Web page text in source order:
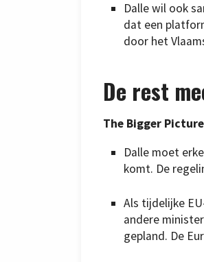
Dalle wil ook
dat een
door het
De rest
The Bigger
Dalle moet
komt. De
Als tijdelijke
andere
gepland. De